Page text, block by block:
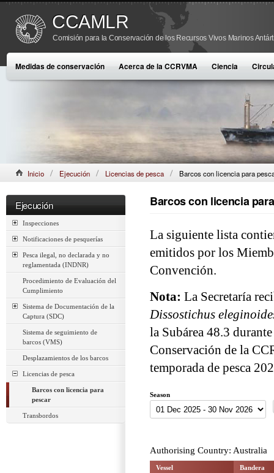
CCAMLR
Comisión para la Conservación de los Recursos Vivos Marinos
Medidas de conservación Acerca de la CCRVMA Ciencia
Inicio Ejecución Licencias de pesca Barcos con licencia para
Ejecución
Inspecciones
Notificaciones de pesquerías
Pesca ilegal, no declarada y no
reglamentada (INDNR)
Procedimiento de Evaluación del
Cumplimiento
Sistema de Documentación de la
Captura (SDC)
Sistema de seguimiento de
barcos (VMS)
Desplazamientos de los barcos
Licencias de pesca
Barcos con licencia para
pescar
Transbordos
Barcos con licencia
La siguiente lista
emitidos por los
Convención.
Nota: La Secretaría
Dissostichus
la Subárea 48.3
Conservación de la
temporada de pesca
Season
Authorising Country: Australia
Vessel Bandera